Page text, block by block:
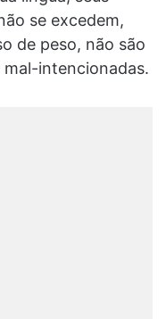
se excedem,
de peso, não são
intencionadas.